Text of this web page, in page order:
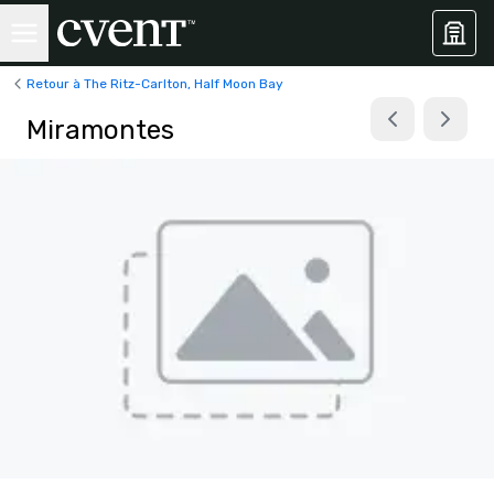
Retour à The Ritz-Carlton, Half Moon Bay
Miramontes